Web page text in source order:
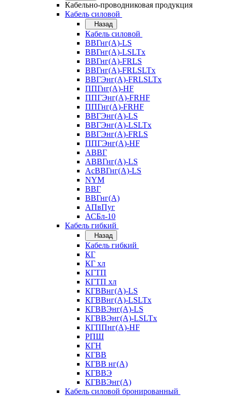
Кабельно-проводниковая продукция
Кабель силовой
Назад
Кабель силовой
ВВГнг(А)-LS
ВВГнг(А)-LSLTx
ВВГнг(А)-FRLS
ВВГнг(А)-FRLSLTx
ВВГЭнг(А)-FRLSLTx
ППГнг(А)-HF
ППГЭнг(А)-FRHF
ППГнг(А)-FRHF
ВВГЭнг(А)-LS
ВВГЭнг(А)-LSLTx
ВВГЭнг(А)-FRLS
ППГЭнг(А)-HF
АВВГ
АВВГнг(А)-LS
АсВВГнг(А)-LS
NYM
ВВГ
ВВГнг(А)
АПвПуг
АСБл-10
Кабель гибкий
Назад
Кабель гибкий
КГ
КГ хл
КГТП
КГТП хл
КГВВнг(А)-LS
КГВВнг(А)-LSLTx
КГВВЭнг(А)-LS
КГВВЭнг(А)-LSLTx
КГППнг(А)-HF
РПШ
КГН
КГВВ
КГВВ нг(А)
КГВВЭ
КГВВЭнг(А)
Кабель силовой бронированный